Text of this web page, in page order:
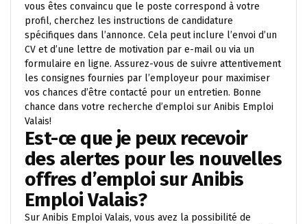
vous êtes convaincu que le poste correspond à votre
profil, cherchez les instructions de candidature
spécifiques dans l’annonce. Cela peut inclure l’envoi d’un
CV et d’une lettre de motivation par e-mail ou via un
formulaire en ligne. Assurez-vous de suivre attentivement
les consignes fournies par l’employeur pour maximiser
vos chances d’être contacté pour un entretien. Bonne
chance dans votre recherche d’emploi sur Anibis Emploi
Valais!
Est-ce que je peux recevoir
des alertes pour les nouvelles
offres d’emploi sur Anibis
Emploi Valais?
Sur Anibis Emploi Valais, vous avez la possibilité de